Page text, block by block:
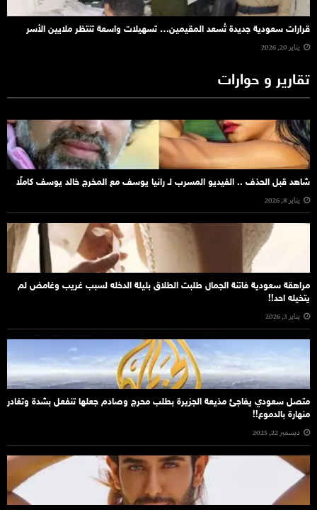
قرارات سعودية جديدة تُسعد المقيمين… تسهيلات واسعة تنتظر ملايين الأسر
يناير 20, 2026
تقارير و حوارات
شاهد قبل الحذف .. الفيديو المسرب لـ رانيا يوسف مع المخرج خالد يوسف كاملًا
يناير 8, 2026
مراهقة سعودية فاتنة الجمال طلبت الطلاق بليلة الدخله لسبب غريب وغامض لم
يتخيله احد!!
يناير 3, 2026
متصل سعودي يفاجئ مذيعة الجزيرة بطلب محرج وصادم جعلها تنفعل بشدة وتغادر
منهارة بالدموع!!
ديسمبر 22, 2025